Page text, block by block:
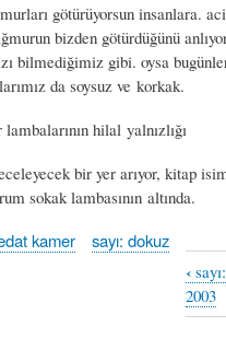
götürüyorsun insanlara.
bizden götürdüğünü
bilmediğimiz gibi. oysa
da soysuz ve korkak.
hilal yalnızlığı
bir yer arıyor, kitap
sokak lambasının altında.
kamer sayı: dokuz
‹
2003